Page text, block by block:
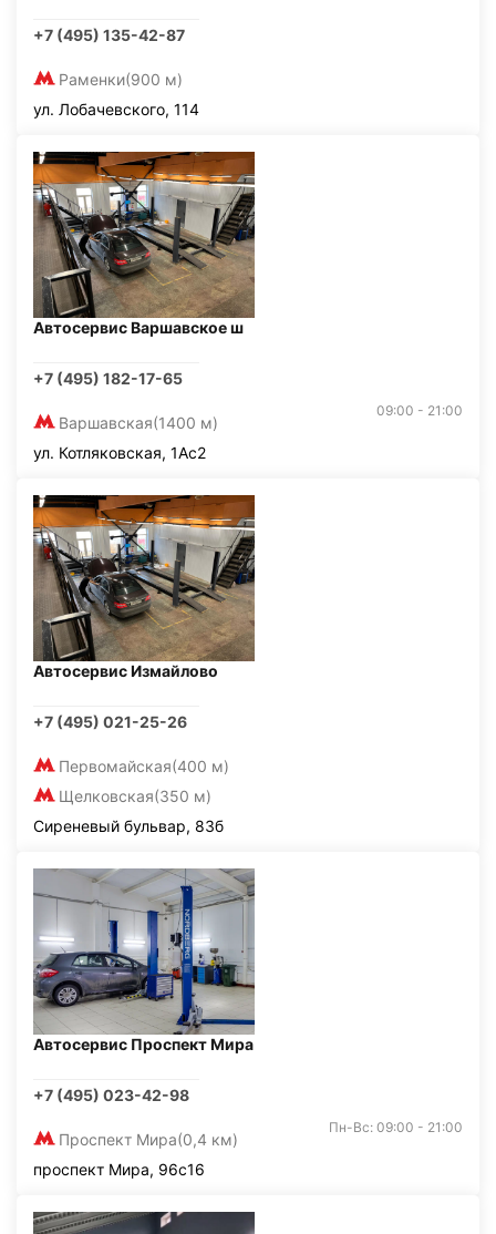
+7 (495) 135-42-87
Раменки(900 м)
ул. Лобачевского, 114
Автосервис Варшавское ш
+7 (495) 182-17-65
Варшавская(1400 м)
09:00 - 21:00
ул. Котляковская, 1Ас2
Автосервис Измайлово
+7 (495) 021-25-26
Первомайская(400 м)
Щелковская(350 м)
Сиреневый бульвар, 83б
Автосервис Проспект Мира
+7 (495) 023-42-98
Проспект Мира(0,4 км)
Пн-Вс: 09:00 - 21:00
проспект Мира, 96с16